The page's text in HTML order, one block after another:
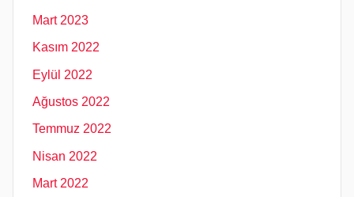
Mart 2023
Kasım 2022
Eylül 2022
Ağustos 2022
Temmuz 2022
Nisan 2022
Mart 2022